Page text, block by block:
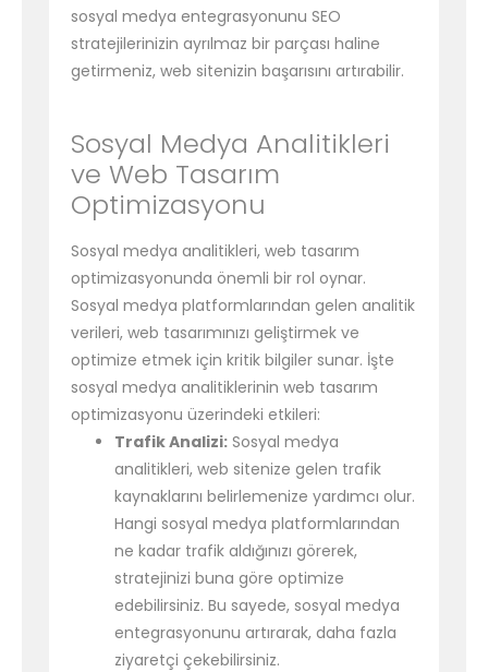
sosyal medya entegrasyonunu SEO
stratejilerinizin ayrılmaz bir parçası haline
getirmeniz, web sitenizin başarısını artırabilir.
Sosyal Medya Analitikleri
ve Web Tasarım
Optimizasyonu
Sosyal medya analitikleri, web tasarım
optimizasyonunda önemli bir rol oynar.
Sosyal medya platformlarından gelen analitik
verileri, web tasarımınızı geliştirmek ve
optimize etmek için kritik bilgiler sunar. İşte
sosyal medya analitiklerinin web tasarım
optimizasyonu üzerindeki etkileri:
Trafik Analizi: Sosyal medya
analitikleri, web sitenize gelen trafik
kaynaklarını belirlemenize yardımcı olur.
Hangi sosyal medya platformlarından
ne kadar trafik aldığınızı görerek,
stratejinizi buna göre optimize
edebilirsiniz. Bu sayede, sosyal medya
entegrasyonunu artırarak, daha fazla
ziyaretçi çekebilirsiniz.